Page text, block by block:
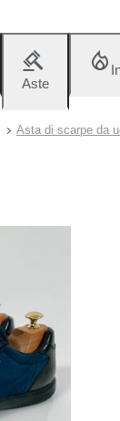
Aste
Asta di scarpe da